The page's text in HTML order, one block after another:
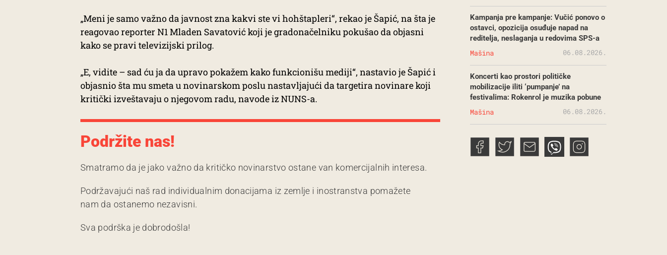
„Meni je samo važno da javnost zna kakvi ste vi hohštapleri“, rekao je Šapić, na šta je
reagovao reporter N1 Mladen Savatović koji je gradonačelniku pokušao da objasni
kako se pravi televizijski prilog.
„E, vidite – sad ću ja da upravo pokažem kako funkcionišu mediji“, nastavio je Šapić i
objasnio šta mu smeta u novinarskom poslu nastavljajući da targetira novinare koji
kritički izveštavaju o njegovom radu, navode iz NUNS-a.
Podržite nas!
Smatramo da je jako važno da kritičko novinarstvo ostane van komercijalnih interesa.
Podržavajući naš rad individualnim donacijama iz zemlje i inostranstva pomažete
nam da ostanemo nezavisni.
Sva podrška je dobrodošla!
Kampanja pre kampanje: Vučić ponovo o
ostavci, opozicija osuđuje napad na
reditelja, neslaganja u redovima SPS-a
Mašina 06.08.2026.
Koncerti kao prostori političke
mobilizacije iliti ‘pumpanje’ na
festivalima: Rokenrol je muzika pobune
Mašina 06.08.2026.